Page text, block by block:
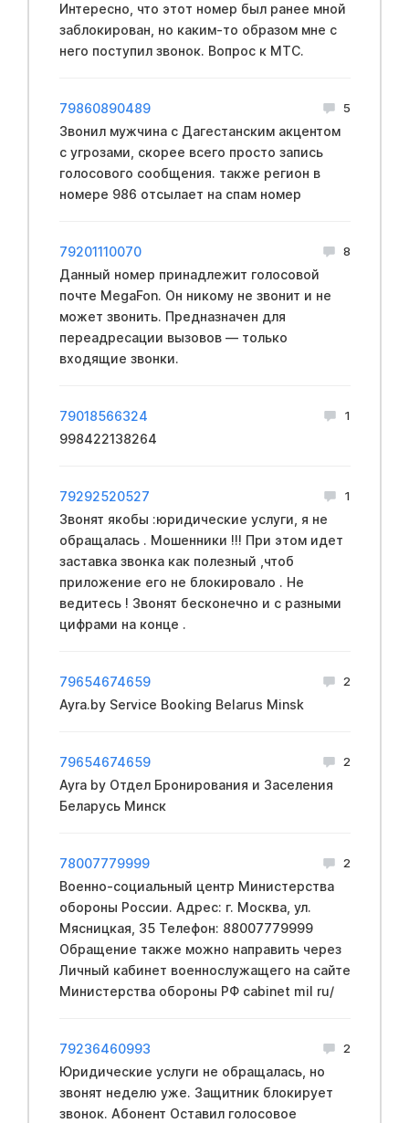
Интересно, что этот номер был ранее мной
заблокирован, но каким-то образом мне с
него поступил звонок. Вопрос к МТС.
79860890489 5
Звонил мужчина с Дагестанским акцентом
с угрозами, скорее всего просто запись
голосового сообщения. также регион в
номере 986 отсылает на спам номер
79201110070 8
Данный номер принадлежит голосовой
почте MegaFon. Он никому не звонит и не
может звонить. Предназначен для
переадресации вызовов — только
входящие звонки.
79018566324 1
998422138264
79292520527 1
Звонят якобы :юридические услуги, я не
обращалась . Мошенники !!! При этом идет
заставка звонка как полезный ,чтоб
приложение его не блокировало . Не
ведитесь ! Звонят бесконечно и с разными
цифрами на конце .
79654674659 2
Ayra.by Service Booking Belarus Minsk
79654674659 2
Ayra by Отдел Бронирования и Заселения
Беларусь Минск
78007779999 2
Вoeнно-социальный центр Mинистерства
обopoны России. Адрес: г. Москва, ул.
Мясницкая, 35 Телефон: 88007779999
Обращение также можно направить через
Личный кабинет вoeннослужащего на сайте
Mинистерства обopoны PФ cabinet mil ru/
79236460993 2
Юридические услуги не обращалась, но
звонят неделю уже. Защитник блокирует
звонок. Абонент Оставил голосовое